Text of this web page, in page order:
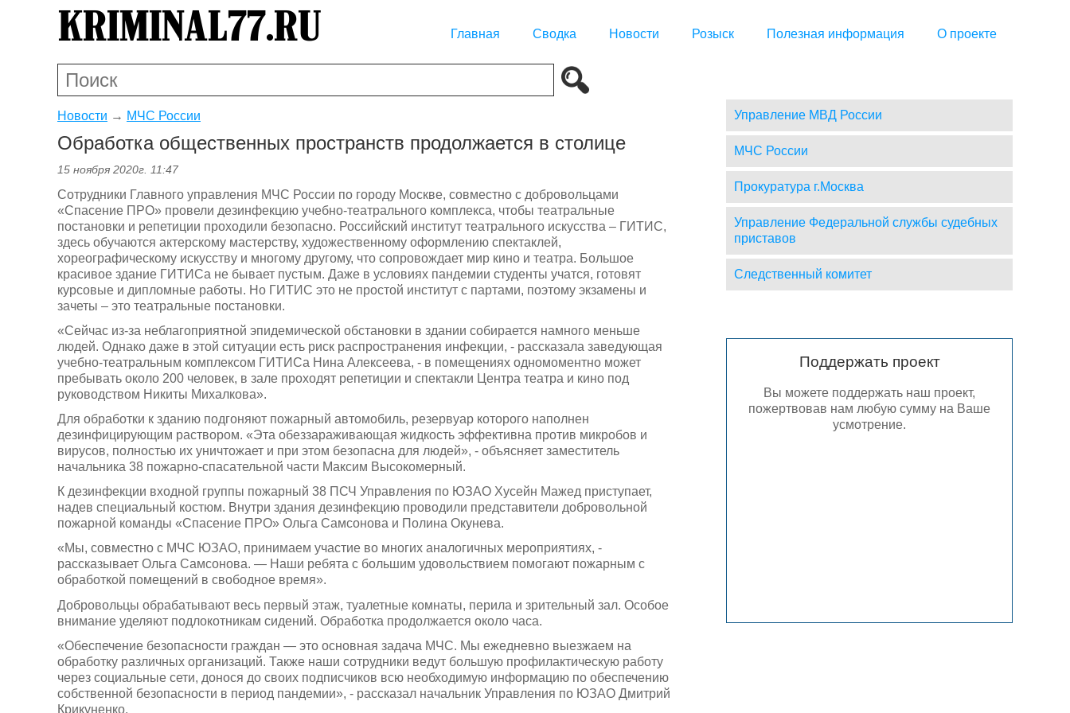
Главная Сводка Новости Розыск Полезная информация О проекте
Новости → МЧС России
Обработка общественных пространств продолжается в столице
15 ноября 2020г. 11:47
Сотрудники Главного управления МЧС России по городу Москве, совместно с добровольцами
«Спасение ПРО» провели дезинфекцию учебно-театрального комплекса, чтобы театральные
постановки и репетиции проходили безопасно. Российский институт театрального искусства – ГИТИС,
здесь обучаются актерскому мастерству, художественному оформлению спектаклей,
хореографическому искусству и многому другому, что сопровождает мир кино и театра. Большое
красивое здание ГИТИСа не бывает пустым. Даже в условиях пандемии студенты учатся, готовят
курсовые и дипломные работы. Но ГИТИС это не простой институт с партами, поэтому экзамены и
зачеты – это театральные постановки.
«Сейчас из-за неблагоприятной эпидемической обстановки в здании собирается намного меньше
людей. Однако даже в этой ситуации есть риск распространения инфекции, - рассказала заведующая
учебно-театральным комплексом ГИТИСа Нина Алексеева, - в помещениях одномоментно может
пребывать около 200 человек, в зале проходят репетиции и спектакли Центра театра и кино под
руководством Никиты Михалкова».
Для обработки к зданию подгоняют пожарный автомобиль, резервуар которого наполнен
дезинфицирующим раствором. «Эта обеззараживающая жидкость эффективна против микробов и
вирусов, полностью их уничтожает и при этом безопасна для людей», - объясняет заместитель
начальника 38 пожарно-спасательной части Максим Высокомерный.
К дезинфекции входной группы пожарный 38 ПСЧ Управления по ЮЗАО Хусейн Мажед приступает,
надев специальный костюм. Внутри здания дезинфекцию проводили представители добровольной
пожарной команды «Спасение ПРО» Ольга Самсонова и Полина Окунева.
«Мы, совместно с МЧС ЮЗАО, принимаем участие во многих аналогичных мероприятиях, -
рассказывает Ольга Самсонова. — Наши ребята с большим удовольствием помогают пожарным с
обработкой помещений в свободное время».
Добровольцы обрабатывают весь первый этаж, туалетные комнаты, перила и зрительный зал. Особое
внимание уделяют подлокотникам сидений. Обработка продолжается около часа.
«Обеспечение безопасности граждан — это основная задача МЧС. Мы ежедневно выезжаем на
обработку различных организаций. Также наши сотрудники ведут большую профилактическую работу
через социальные сети, донося до своих подписчиков всю необходимую информацию по обеспечению
собственной безопасности в период пандемии», - рассказал начальник Управления по ЮЗАО Дмитрий
Крикуненко.
Управление МВД России
МЧС России
Прокуратура г.Москва
Управление Федеральной службы судебных
приставов
Следственный комитет
Поддержать проект
Вы можете поддержать наш проект,
пожертвовав нам любую сумму на Ваше
усмотрение.